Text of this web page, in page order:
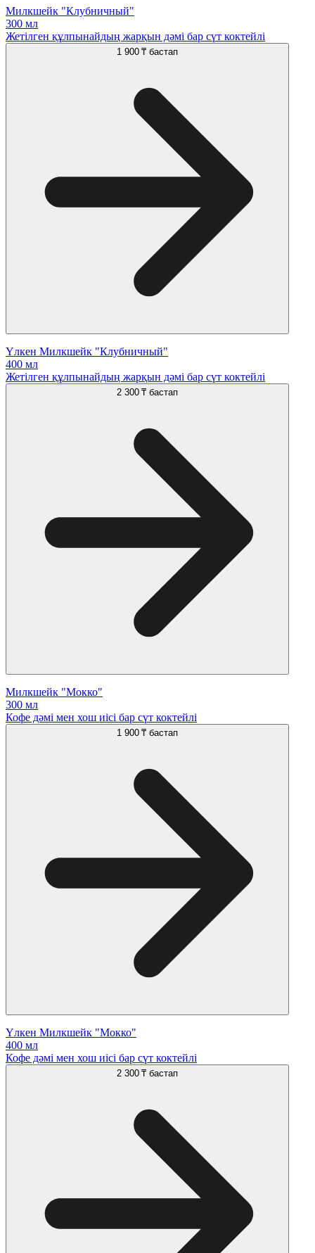
Милкшейк "Клубничный"
300 мл
Жетілген құлпынайдың жарқын дәмі бар сүт коктейлі
1 900 ₸ бастап
Үлкен Милкшейк "Клубничный"
400 мл
Жетілген құлпынайдың жарқын дәмі бар сүт коктейлі
2 300 ₸ бастап
Милкшейк "Мокко"
300 мл
Кофе дәмі мен хош иісі бар сүт коктейлі
1 900 ₸ бастап
Үлкен Милкшейк "Мокко"
400 мл
Кофе дәмі мен хош иісі бар сүт коктейлі
2 300 ₸ бастап